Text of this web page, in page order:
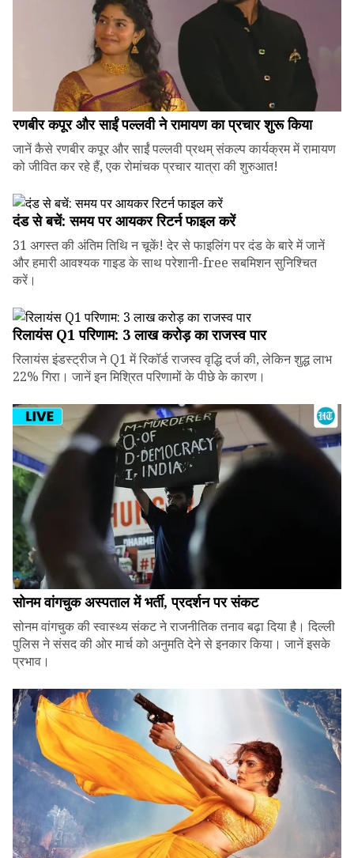
रणबीर कपूर और साईं पल्लवी ने रामायण का प्रचार शुरू किया
जानें कैसे रणबीर कपूर और साईं पल्लवी प्रथम् संकल्प कार्यक्रम में रामायण
को जीवित कर रहे हैं, एक रोमांचक प्रचार यात्रा की शुरुआत!
दंड से बचें: समय पर आयकर रिटर्न फाइल करें
31 अगस्त की अंतिम तिथि न चूकें! देर से फाइलिंग पर दंड के बारे में जानें
और हमारी आवश्यक गाइड के साथ परेशानी-free सबमिशन सुनिश्चित
करें।
रिलायंस Q1 परिणाम: ₹3 लाख करोड़ का राजस्व पार
रिलायंस इंडस्ट्रीज ने Q1 में रिकॉर्ड राजस्व वृद्धि दर्ज की, लेकिन शुद्ध लाभ
22% गिरा। जानें इन मिश्रित परिणामों के पीछे के कारण।
सोनम वांगचुक अस्पताल में भर्ती, प्रदर्शन पर संकट
सोनम वांगचुक की स्वास्थ्य संकट ने राजनीतिक तनाव बढ़ा दिया है। दिल्ली
पुलिस ने संसद की ओर मार्च को अनुमति देने से इनकार किया। जानें इसके
प्रभाव।